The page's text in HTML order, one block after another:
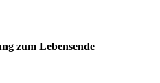
zum Lebensende